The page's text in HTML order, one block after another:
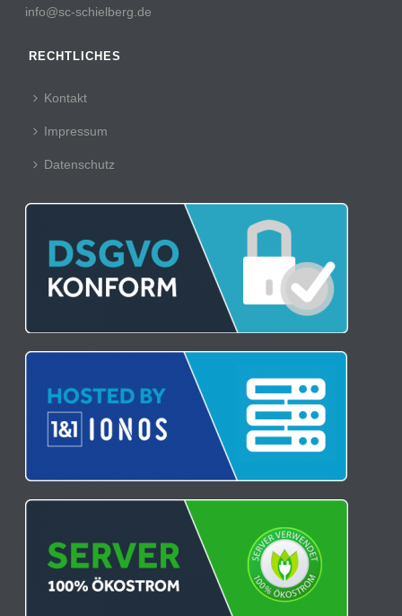
info@sc-schielberg.de
RECHTLICHES
Kontakt
Impressum
Datenschutz